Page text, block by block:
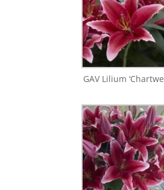
GAV Lilium